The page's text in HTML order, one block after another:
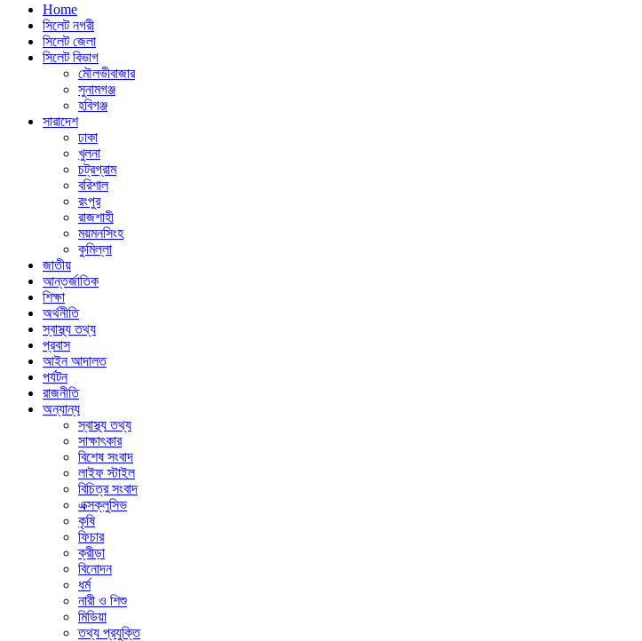
Home
সিলেট নগরী
সিলেট জেলা
সিলেট বিভাগ
মৌলভীবাজার
সুনামগঞ্জ
হবিগঞ্জ
সারাদেশ
ঢাকা
খুলনা
চট্রগ্রাম
বরিশাল
রংপুর
রাজশাহী
ময়মনসিংহ
কুমিল্লা
জাতীয়
আন্তর্জাতিক
শিক্ষা
অর্থনীতি
স্বাস্থ্য তথ্য
প্রবাস
আইন আদালত
পর্যটন
রাজনীতি
অন্যান্য
স্বাস্থ্য তথ্য
সাক্ষাৎকার
বিশেষ সংবাদ
লাইফ স্টাইল
বিচিত্র সংবাদ
এক্সক্লুসিভ
কৃষি
ফিচার
ক্রীড়া
বিনোদন
ধর্ম
নারী ও শিশু
মিডিয়া
তথ্য প্রযুক্তি